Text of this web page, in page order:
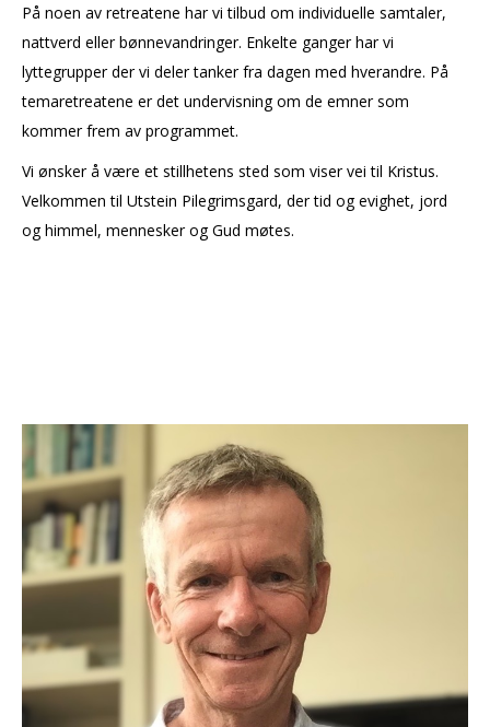
OM OSS
På noen av retreatene har vi tilbud om individuelle samtaler,
nattverd eller bønnevandringer. Enkelte ganger har vi
lyttegrupper der vi deler tanker fra dagen med hverandre. På
temaretreatene er det undervisning om de emner som
kommer frem av programmet.
Vi ønsker å være et stillhetens sted som viser vei til Kristus.
Velkommen til Utstein Pilegrimsgard, der tid og evighet, jord
og himmel, mennesker og Gud møtes.